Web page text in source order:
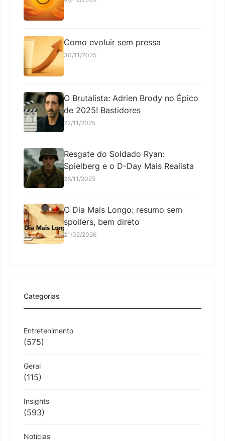
Como evoluir sem pressa
30/11/2025
O Brutalista: Adrien Brody no Épico
de 2025! Bastidores
22/11/2025
Resgate do Soldado Ryan:
Spielberg e o D-Day Mais Realista
26/11/2025
O Dia Mais Longo: resumo sem
spoilers, bem direto
21/02/2026
Categorias
Entretenimento
(575)
Geral
(115)
Insights
(593)
Notícias